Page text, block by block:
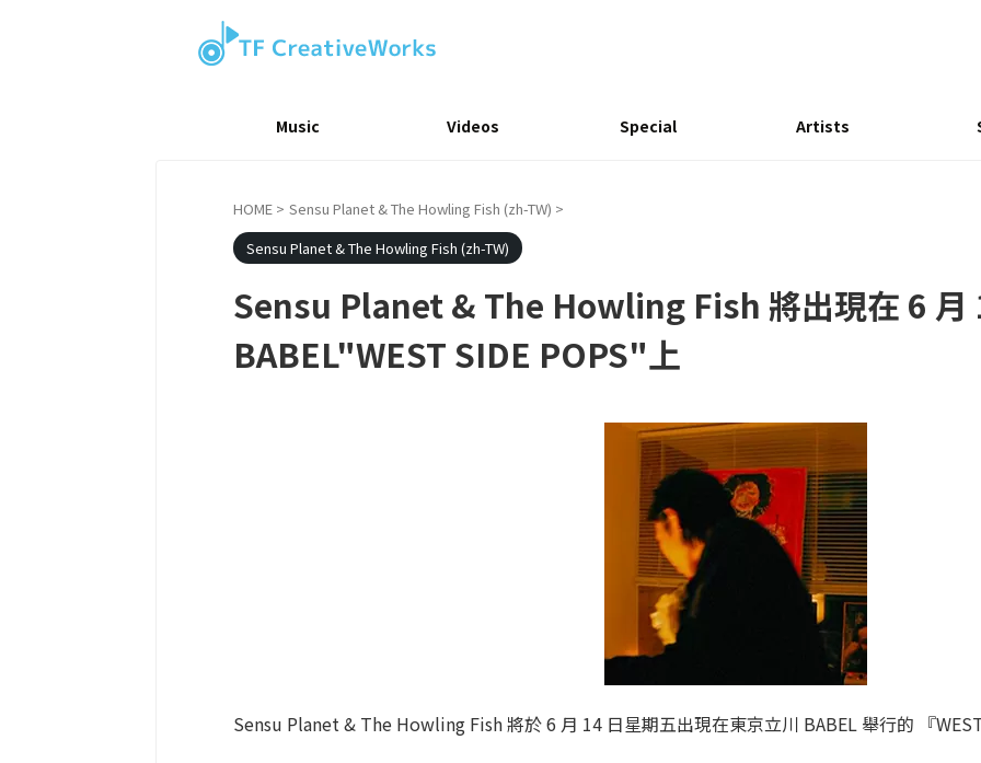
Music Videos Special Artists
HOME > Sensu Planet & The Howling Fish (zh-TW) >
Sensu Planet & The Howling Fish (zh-TW)
Sensu Planet & The Howling Fish 將出現在 6 月
BABEL"WEST SIDE POPS"上
Sensu Planet & The Howling Fish 將於 6 月 14 日星期五出現在東京立川 BABEL 舉行的 『